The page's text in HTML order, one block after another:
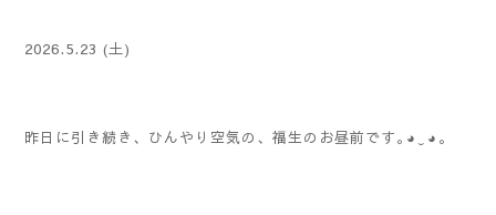
2026.5.23 (土)
昨日に引き続き、ひんやり空気の、福生のお昼前です｡⁠◕⁠‿⁠◕⁠｡